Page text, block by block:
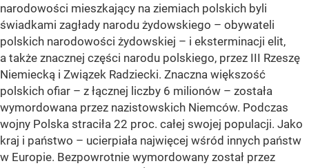
narodowości mieszkający na ziemiach polskich byli
świadkami zagłady narodu żydowskiego – obywateli
polskich narodowości żydowskiej – i eksterminacji elit,
a także znacznej części narodu polskiego, przez III Rzeszę
Niemiecką i Związek Radziecki. Znaczna większość
polskich ofiar – z łącznej liczby 6 milionów – została
wymordowana przez nazistowskich Niemców. Podczas
wojny Polska straciła 22 proc. całej swojej populacji. Jako
kraj i państwo – ucierpiała najwięcej wśród innych państw
w Europie. Bezpowrotnie wymordowany został przez